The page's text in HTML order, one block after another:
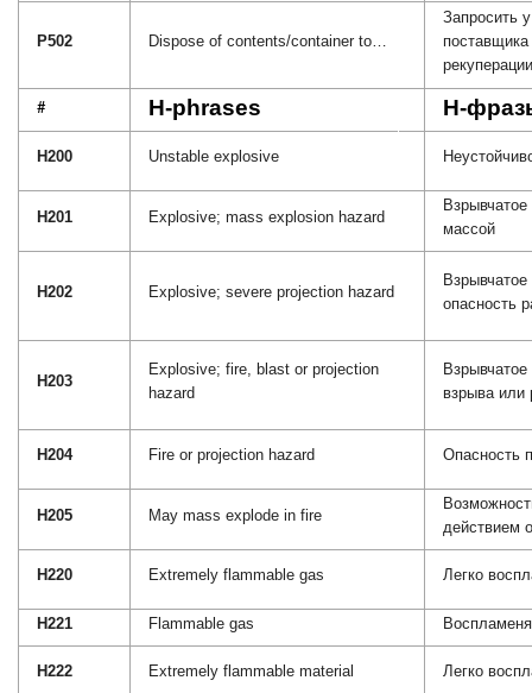
P502 Dispose of contents/container to…
Запросить
# H-phrases H-
H200 Unstable explosive
H201 Explosive; mass explosion hazard
массой
H202 Explosive; severe projection hazard
опасность
H203
Explosive; fire, blast or projection
hazard
взрыва или
H204 Fire or projection hazard Опасность
H205 May mass explode in fire
действием
H220 Extremely flammable gas Легко
H221 Flammable gas
H222 Extremely flammable material Легко